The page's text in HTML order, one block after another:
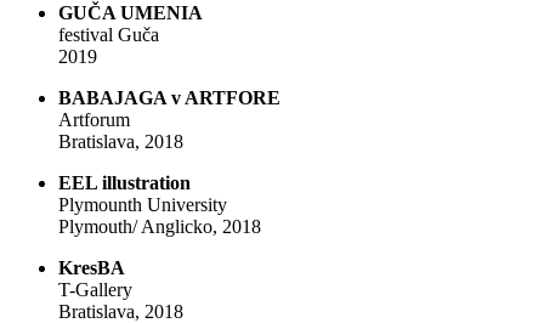
GUČA UMENIA
festival Guča
2019
BABAJAGA v ARTFORE
Artforum
Bratislava, 2018
EEL illustration
Plymounth University
Plymouth/ Anglicko, 2018
KresBA
T-Gallery
Bratislava, 2018